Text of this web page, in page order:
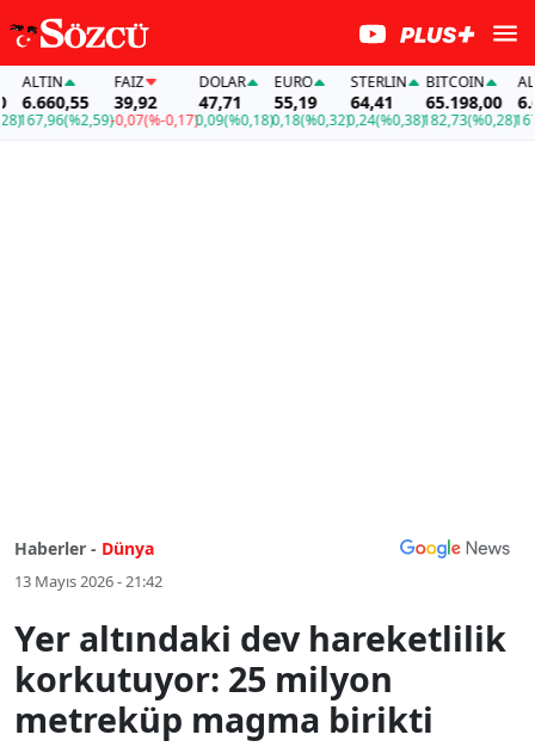
ALTIN
6.660,55
(%2,59)
FAİZ
39,92
-0,07(%-0,17)
DOLAR
47,71
0,09(%0,18)
EURO
55,19
0,18(%0,32)
STERLIN
64,41
0,24(%0,38)
BITCOIN
65.198,00
182,73(%0,28)
Haberler - Dünya
13 Mayıs 2026 - 21:42
Yer altındaki dev hareketlilik
korkutuyor: 25 milyon
metreküp magma birikti